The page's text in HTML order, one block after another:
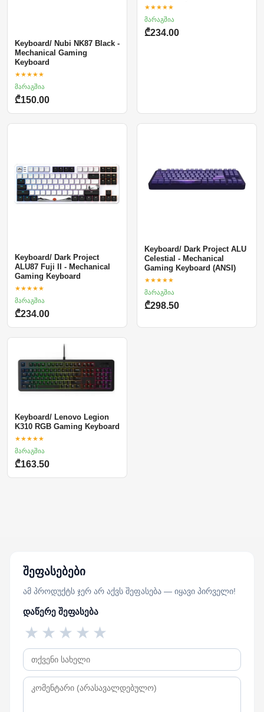
Keyboard/ Nubi NK87 Black -
Mechanical Gaming
Keyboard
★★★★★
მარაგშია
₾150.00
★★★★★
მარაგშია
₾234.00
Keyboard/ Dark Project
ALU87 Fuji II - Mechanical
Gaming Keyboard
★★★★★
მარაგშია
₾234.00
Keyboard/ Dark Project ALU
Celestial - Mechanical
Gaming Keyboard (ANSI)
★★★★★
მარაგშია
₾298.50
Keyboard/ Lenovo Legion
K310 RGB Gaming Keyboard
★★★★★
მარაგშია
₾163.50
შეფასებები
ამ პროდუქტს ჯერ არ აქვს შეფასება — იყავი პირველი!
დაწერე შეფასება
★
★
★
★
★